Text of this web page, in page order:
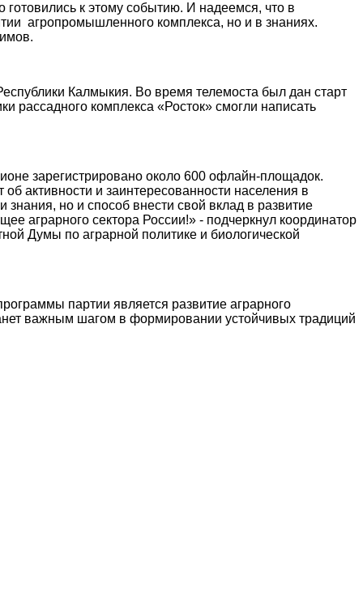
к этому событию. И надеемся, что в
агропромышленного комплекса, но и в знаниях.
Калмыкия. Во время телемоста был дан старт
рассадного комплекса «Росток» смогли написать
зарегистрировано около 600 офлайн-площадок.
активности и заинтересованности населения в
но и способ внести свой вклад в развитие
аграрного сектора России!» - подчеркнул координатор
Думы по аграрной политике и биологической
партии является развитие аграрного
важным шагом в формировании устойчивых традиций